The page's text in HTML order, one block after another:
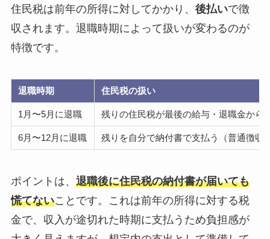
住民税は前年の所得に対してかかり、 後払いで徴
収されます。退職時期によって扱いが変わるのが
特徴です。
退職時期 住民税の扱い
1月〜5月に退職 残りの住民税が最後の給与・退職金から
6月〜12月に退職 残りを自分で納付書で支払う（普通徴収
ポイントは、 退職後に住民税の納付書が届いても
慌てないことです。これは前年の所得に対する税
金で、収入が途切れた時期に支払うため負担感が